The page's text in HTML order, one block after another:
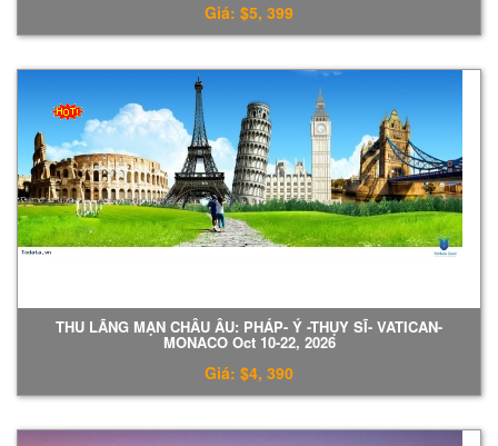
Giá: $5, 399
THU LÃNG MẠN CHÂU ÂU: PHÁP- Ý -THỤY SĨ- VATICAN-
MONACO Oct 10-22, 2026
Giá: $4, 390